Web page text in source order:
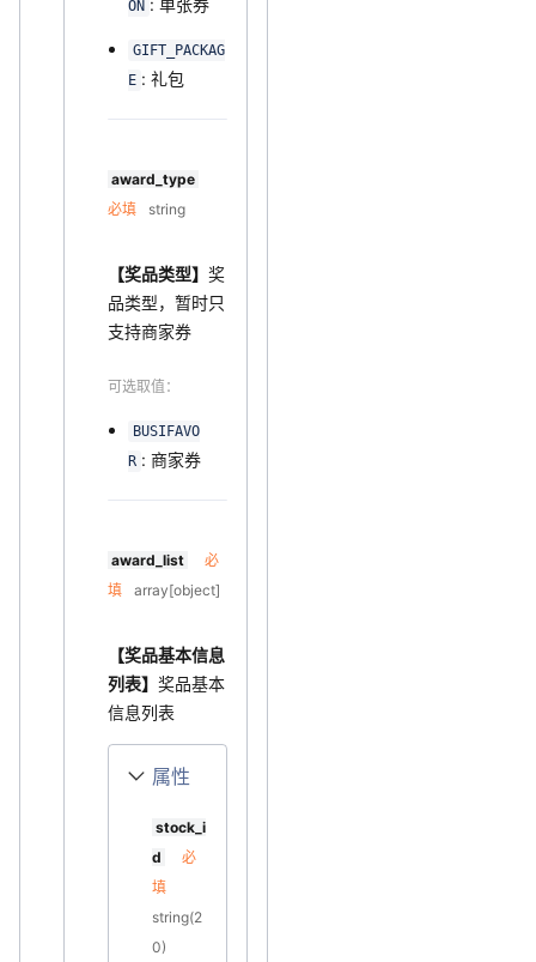
ON
GIFT_PACKAG
E : 礼包
award_type
必填
string
【奖品类型】 奖
品类型，暂时只
支持商家券
可选取值：
BUSIFAVO
R : 商家券
award_list
必
填
array[object]
【奖品基本信息
列表】 奖品基本
信息列表
属性
stock_i
d
必
填
string(2
0)